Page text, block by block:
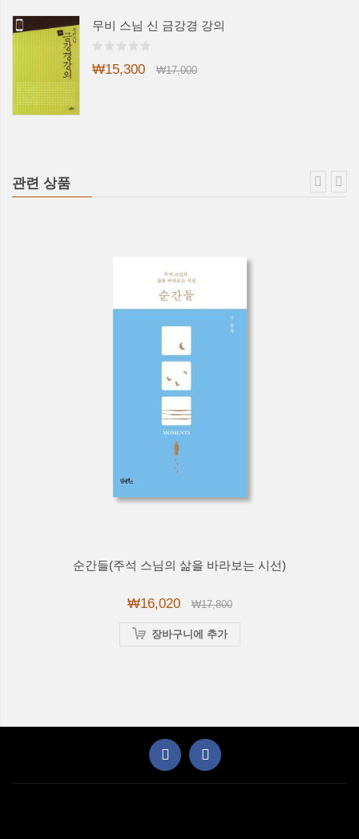
무비 스님 신 금강경 강의
₩15,300 ₩17,000
관련 상품
순간들(주석 스님의 삶을 바라보는 시선)
₩16,020 ₩17,800
장바구니에 추가